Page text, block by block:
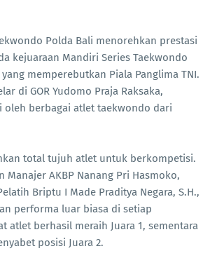
Polda Bali menorehkan prestasi
kejuaraan Mandiri Series Taekwondo
memperebutkan Piala Panglima TNI.
di GOR Yudomo Praja Raksaka,
oleh berbagai atlet taekwondo dari
total tujuh atlet untuk berkompetisi.
Manajer AKBP Nanang Pri Hasmoko,
Briptu I Made Praditya Negara, S.H.,
performa luar biasa di setiap
atlet berhasil meraih Juara 1, sementara
posisi Juara 2.